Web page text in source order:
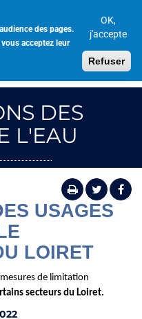
des pages.
acceptez leur
OK,
j'accepte
Refuser
DES
L'EAU
USAGES
LOIRET
de limitation
secteurs du Loiret.